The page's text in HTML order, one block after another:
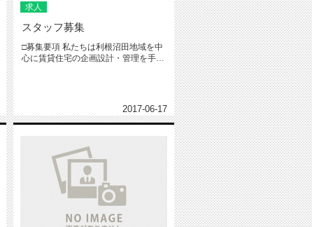
求人
スタッフ募集
□募集要項 私たちは利根沼田地域を中
心に賃貸住宅の企画設計・管理を手掛
2017-06-17